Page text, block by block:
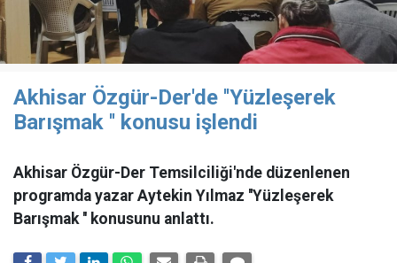
Akhisar Özgür-Der'de ''Yüzleşerek
Barışmak '' konusu işlendi
Akhisar Özgür-Der Temsilciliği'nde düzenlenen
programda yazar Aytekin Yılmaz ''Yüzleşerek
Barışmak '' konusunu anlattı.